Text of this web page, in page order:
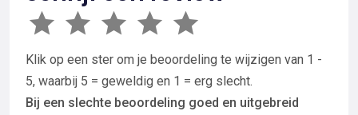
Klik op een ster om je beoordeling te wijzigen van 1 -
5, waarbij 5 = geweldig en 1 = erg slecht.
Bij een slechte beoordeling goed en uitgebreid